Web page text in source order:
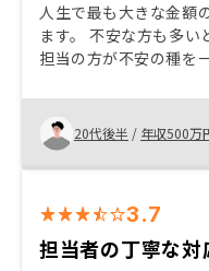
人生で最も大きな金額
ます。 不安な方も多
担当の方が不安の種を
益が出る保証はない
実に優良な商品だと思
してくれるNo.1パート
20代後半 / 年収500万
3.7
担当者の丁寧な対